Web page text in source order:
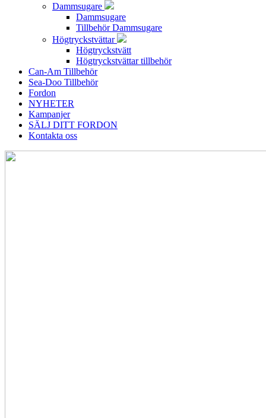
Dammsugare
Dammsugare
Tillbehör Dammsugare
Högtryckstvättar
Högtryckstvätt
Högtryckstvättar tillbehör
Can-Am Tillbehör
Sea-Doo Tillbehör
Fordon
NYHETER
Kampanjer
SÄLJ DITT FORDON
Kontakta oss